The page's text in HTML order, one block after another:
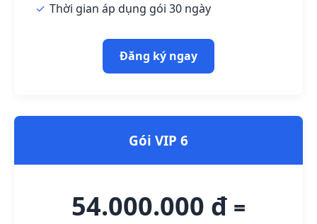
Thời gian áp dụng gói 30 ngày
Đăng ký ngay
Gói VIP 6
54.000.000 đ =